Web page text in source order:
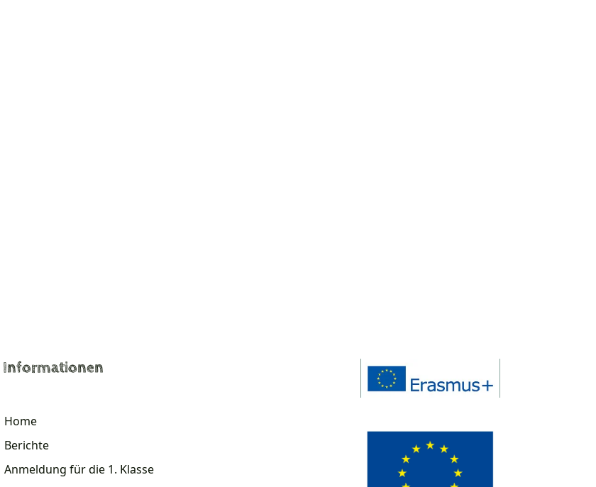
Informationen
Home
Berichte
Anmeldung für die 1. Klasse